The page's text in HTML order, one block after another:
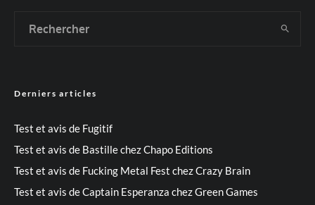
Derniers articles
Test et avis de Fugitif
Test et avis de Bastille chez Chapo Editions
Test et avis de Fucking Metal Fest chez Crazy Brain
Test et avis de Captain Esperanza chez Green Games